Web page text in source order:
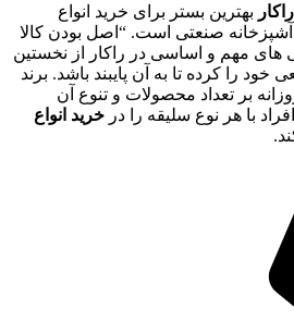
بهترین بستر برای خرید انواع
صنعتی است. “اصل بودن کالا
های مهم و اساسی در راکار از نخستین
را کرده تا به آن پایبند باشد. برند
بر تعداد محصولات و تنوع آن
با هر نوع سلیقه را در خرید انواع